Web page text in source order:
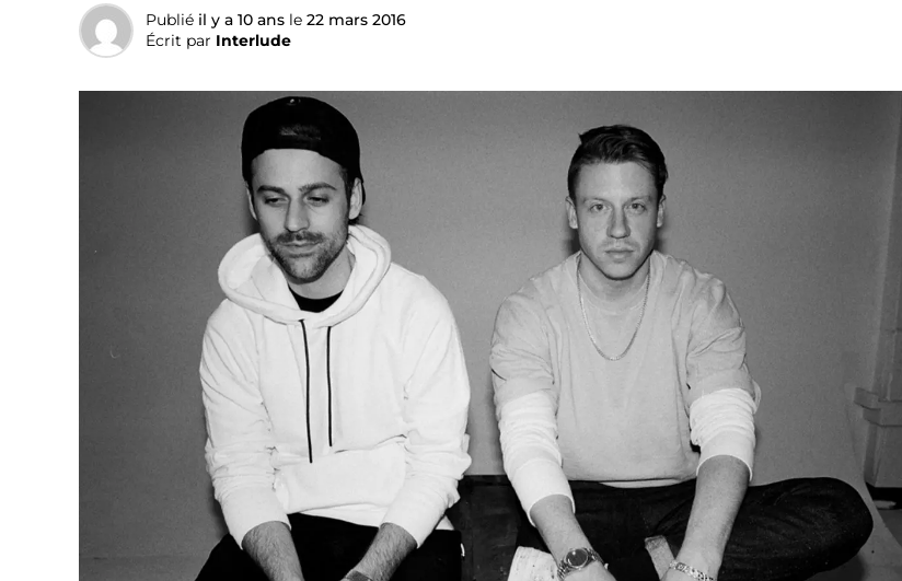
Publié il y a 10 ans le 22 mars 2016
Écrit par Interlude